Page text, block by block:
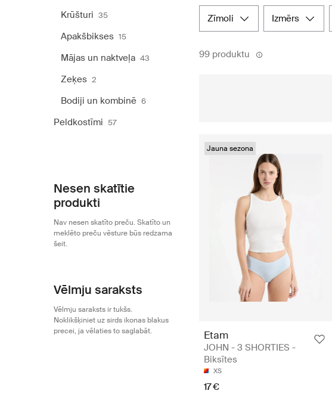
Krūšturi 35
Apakšbikses 15
Mājas un naktveļa 43
Zeķes 2
Bodiji un kombinē 6
Peldkostīmi 57
Nesen skatītie
produkti
Nav nesen skatīto preču. Skatīto un
meklēto preču vēsture būs redzama
šeit.
Vēlmju saraksts
Vēlmju saraksts ir tukšs.
Noklikšķiniet uz sirds ikonas blakus
precei, ja vēlaties to saglabāt.
zīmoli izmērs
99 produktu
Jauna sezona
Etam
JOHN - 3 SHORTIES -
Biksītes
XS
17 €